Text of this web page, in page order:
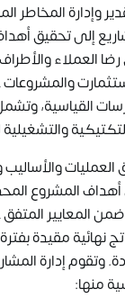
وإدارة المخاطر
إلى تحقيق
العملاء
القياسية،
والأساليب
أهداف المشروع
المعايير المتفق
نهائية مقيدة
وتقوم إدارة
منها: